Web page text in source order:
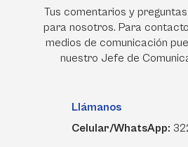
Tus comentarios y
para nosotros. Para
medios de comunicación
nuestro Jefe de
Llámanos
Celular/WhatsApp: